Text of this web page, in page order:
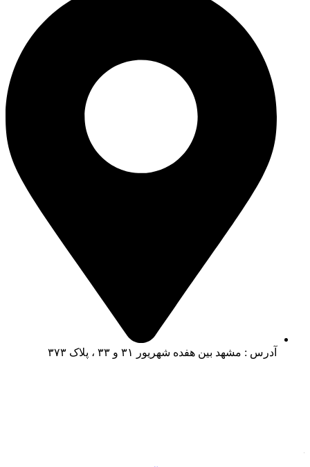
آدرس : مشهد بین هفده شهریور ۳۱ و ۳۳ ، پلاک ۳۷۳